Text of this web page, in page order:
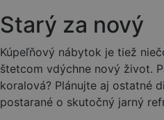
Starý za nový
Kúpeľňový nábytok je tiež
štetcom vdýchne nový život.
koralová? Plánujte aj ostatné
postarané o skutočný jarný